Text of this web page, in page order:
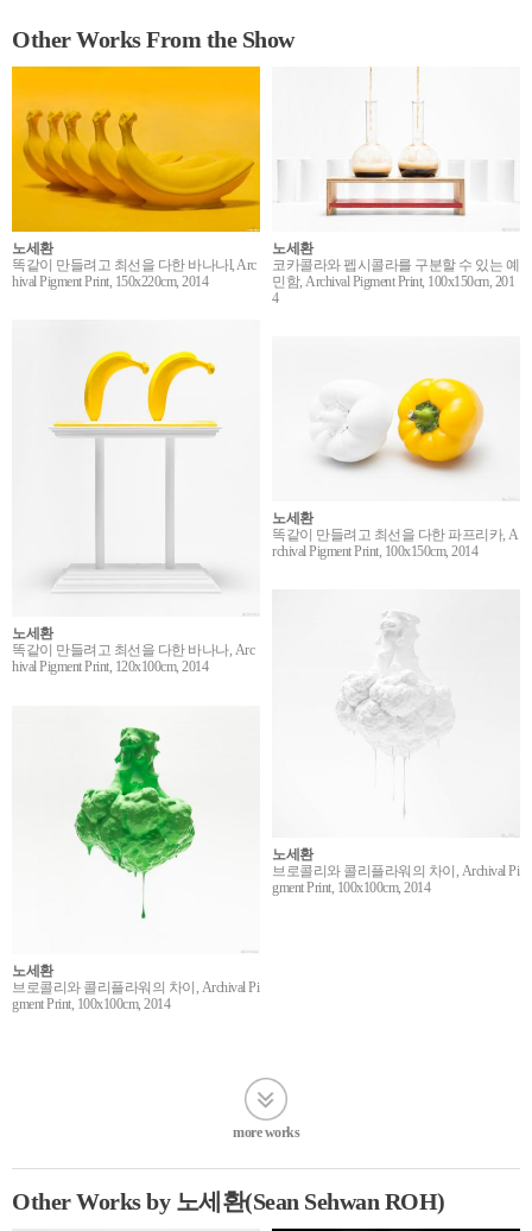
Other Works From the Show
노세환
똑같이 만들려고 최선을 다한 바나나l, Arc
hival Pigment Print, 150x220cm, 2014
노세환
코카콜라와 펩시콜라를 구분할 수 있는 예
민함, Archival Pigment Print, 100x150cm, 201
4
노세환
똑같이 만들려고 최선을 다한 바나나, Arc
hival Pigment Print, 120x100cm, 2014
노세환
똑같이 만들려고 최선을 다한 파프리카, A
rchival Pigment Print, 100x150cm, 2014
노세환
브로콜리와 콜리플라워의 차이, Archival Pi
gment Print, 100x100cm, 2014
노세환
브로콜리와 콜리플라워의 차이, Archival Pi
gment Print, 100x100cm, 2014
more works
Other Works by 노세환(Sean Sehwan ROH)